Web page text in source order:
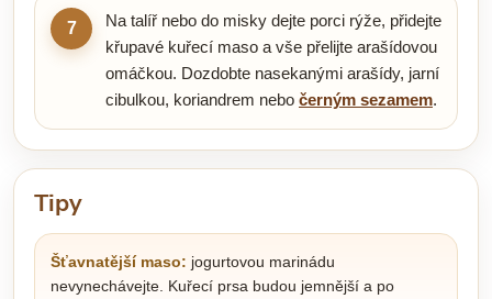
7
Na talíř nebo do misky dejte porci rýže, přidejte
křupavé kuřecí maso a vše přelijte arašídovou
omáčkou. Dozdobte nasekanými arašídy, jarní
cibulkou, koriandrem nebo černým sezamem.
Tipy
Šťavnatější maso: jogurtovou marinádu
nevynechávejte. Kuřecí prsa budou jemnější a po